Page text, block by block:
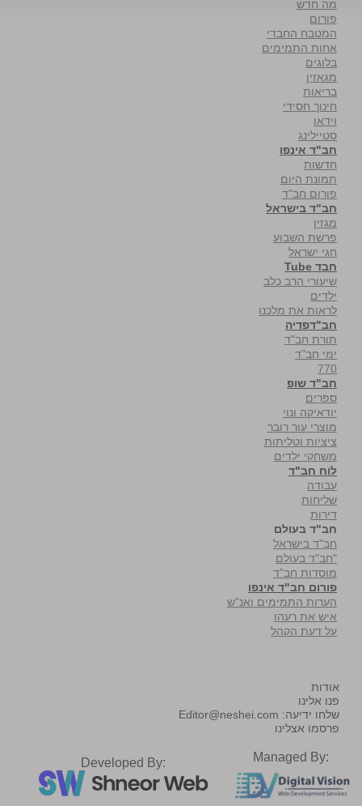
מה חדש
פורום
המטבח החבדי
אחות התמימים
בלוגים
מגאזין
בריאות
חינוך חסידי
וידאו
סטיילינג
חב"ד אינפו
חדשות
תמונת היום
פורום חב"ד
חב"ד בישראל
מגזין
פרשת השבוע
חגי ישראל
חבד Tube
שיעורי הרב כלב
ילדים
לראות את מלכנו
חב"דפדיה
תורת חב"ד
ימי חב"ד
770
חב"ד שופ
ספרים
יודאיקה ונוי
מוצרי עור רובר
ציציות וטליתות
משחקי ילדים
לוח חב"ד
עבודה
שליחות
דירות
חב"ד בעולם
חב"ד בישראל
"חב"ד בעולם
מוסדות חב"ד
פורום חב"ד אינפו
הערות התמימים ואנ"ש
איש את רעהו
על דעת הקהל
אודות
פנו אלינו
שלחו ידיעה: Editor@neshei.com
פרסמו אצלינו
Developed By: Managed By: